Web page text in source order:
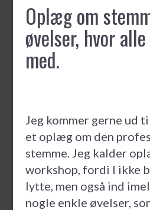
Oplæg om
øvelser, hvor
med.
Jeg kommer gerne ud
et oplæg om den
stemme. Jeg kalder
workshop, fordi I ikke
lytte, men også ind
nogle enkle øvelser,